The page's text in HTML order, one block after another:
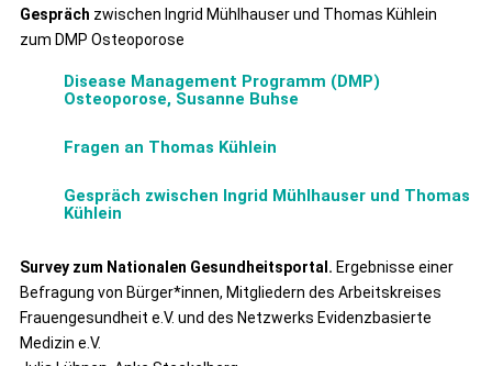
Gespräch zwischen Ingrid Mühlhauser und Thomas Kühlein
zum DMP Osteoporose
Disease Management Programm (DMP)
Osteoporose, Susanne Buhse
Fragen an Thomas Kühlein
Gespräch zwischen Ingrid Mühlhauser und Thomas
Kühlein
Survey zum Nationalen Gesundheitsportal. Ergebnisse einer
Befragung von Bürger*innen, Mitgliedern des Arbeitskreises
Frauengesundheit e.V. und des Netzwerks Evidenzbasierte
Medizin e.V.